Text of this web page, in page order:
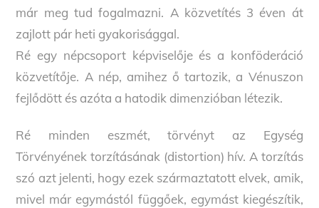
már meg tud fogalmazni. A közvetítés 3 éven át
zajlott pár heti gyakorisággal.
Ré egy népcsoport képviselője és a konföderáció
közvetítője. A nép, amihez ő tartozik, a Vénuszon
fejlődött és azóta a hatodik dimenzióban létezik.
Ré minden eszmét, törvényt az Egység
Törvényének torzításának (distortion) hív. A torzítás
szó azt jelenti, hogy ezek származtatott elvek, amik,
mivel már egymástól függőek, egymást kiegészítik,